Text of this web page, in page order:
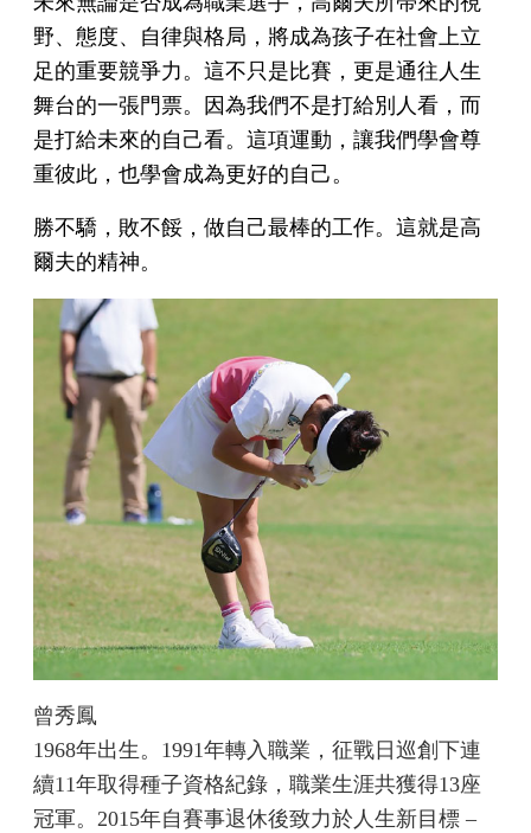
野、態度、自律與格局，將成為孩子在社會上立
足的重要競爭力。這不只是比賽，更是通往人生
舞台的一張門票。因為我們不是打給別人看，而
是打給未來的自己看。這項運動，讓我們學會尊
重彼此，也學會成為更好的自己。
勝不驕，敗不餒，做自己最棒的工作。這就是高
爾夫的精神。
曾秀鳳
1968年出生。1991年轉入職業，征戰日巡創下連
續11年取得種子資格紀錄，職業生涯共獲得13座
冠軍。2015年自賽事退休後致力於人生新目標 –